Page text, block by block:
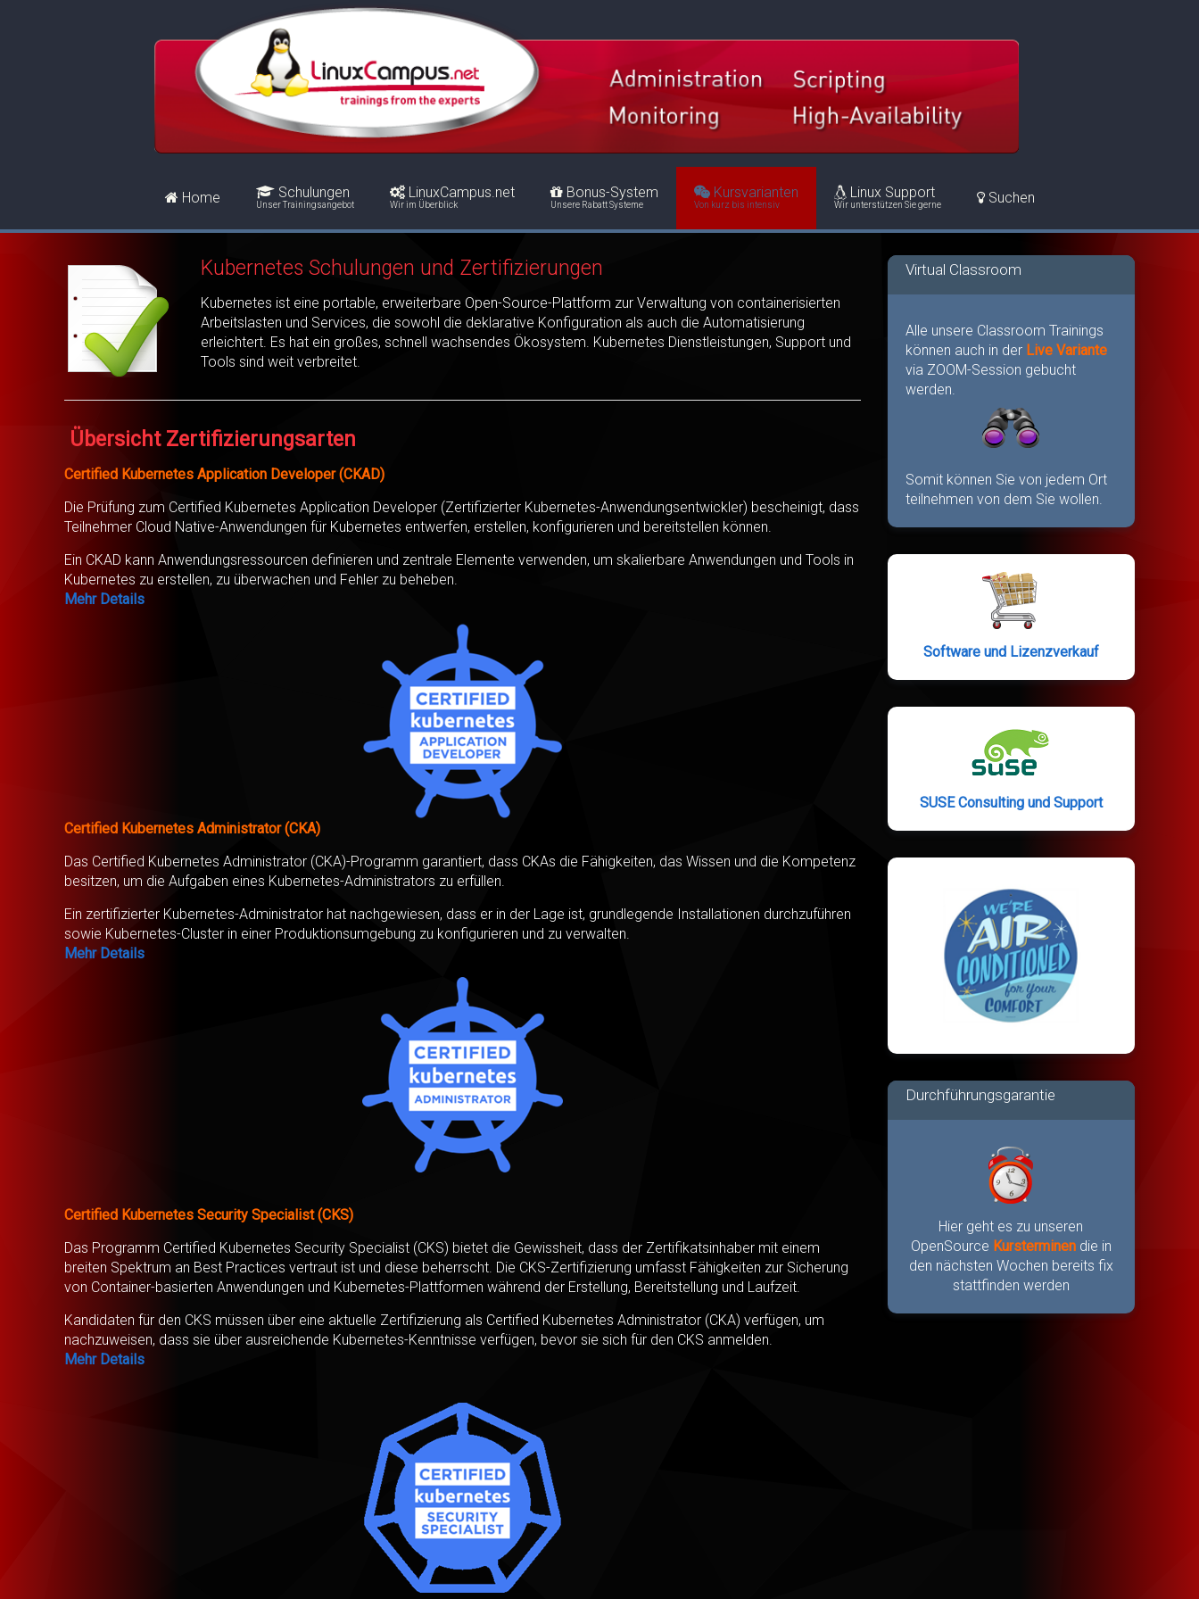
Home Schulungen
Unser Trainingsangebot
LinuxCampus.net
Wir im Überblick
Bonus-System
Unsere Rabatt Systeme
Kursvarianten
Von kurz bis intensiv
Linux Support
Wir unterstützen Sie gerne Suchen
Kubernetes Schulungen und Zertifizierungen
Kubernetes ist eine portable, erweiterbare Open-Source-Plattform zur Verwaltung von containerisierten
Arbeitslasten und Services, die sowohl die deklarative Konfiguration als auch die Automatisierung
erleichtert. Es hat ein großes, schnell wachsendes Ökosystem. Kubernetes Dienstleistungen, Support und
Tools sind weit verbreitet.
Übersicht Zertifizierungsarten
Certified Kubernetes Application Developer (CKAD)
Die Prüfung zum Certified Kubernetes Application Developer (Zertifizierter Kubernetes-Anwendungsentwickler) bescheinigt, dass
Teilnehmer Cloud Native-Anwendungen für Kubernetes entwerfen, erstellen, konfigurieren und bereitstellen können.
Ein CKAD kann Anwendungsressourcen definieren und zentrale Elemente verwenden, um skalierbare Anwendungen und Tools in
Kubernetes zu erstellen, zu überwachen und Fehler zu beheben.
Mehr Details
Certified Kubernetes Administrator (CKA)
Das Certified Kubernetes Administrator (CKA)-Programm garantiert, dass CKAs die Fähigkeiten, das Wissen und die Kompetenz
besitzen, um die Aufgaben eines Kubernetes-Administrators zu erfüllen.
Ein zertifizierter Kubernetes-Administrator hat nachgewiesen, dass er in der Lage ist, grundlegende Installationen durchzuführen
sowie Kubernetes-Cluster in einer Produktionsumgebung zu konfigurieren und zu verwalten.
Mehr Details
Certified Kubernetes Security Specialist (CKS)
Das Programm Certified Kubernetes Security Specialist (CKS) bietet die Gewissheit, dass der Zertifikatsinhaber mit einem
breiten Spektrum an Best Practices vertraut ist und diese beherrscht. Die CKS-Zertifizierung umfasst Fähigkeiten zur Sicherung
von Container-basierten Anwendungen und Kubernetes-Plattformen während der Erstellung, Bereitstellung und Laufzeit.
Kandidaten für den CKS müssen über eine aktuelle Zertifizierung als Certified Kubernetes Administrator (CKA) verfügen, um
nachzuweisen, dass sie über ausreichende Kubernetes-Kenntnisse verfügen, bevor sie sich für den CKS anmelden.
Mehr Details
Virtual Classroom
Alle unsere Classroom Trainings
können auch in der Live Variante
via ZOOM-Session gebucht
werden.
Somit können Sie von jedem Ort
teilnehmen von dem Sie wollen.
Software und Lizenzverkauf
SUSE Consulting und Support
Durchführungsgarantie
Hier geht es zu unseren
OpenSource Kursterminen die in
den nächsten Wochen bereits fix
stattfinden werden